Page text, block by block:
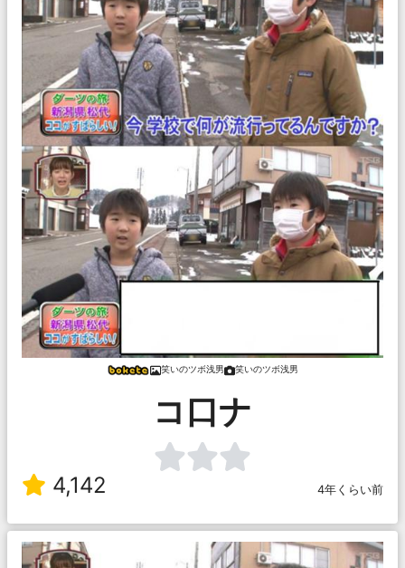
笑いのツボ浅男 笑いのツボ浅男
コ口ナ
4,142 4年くらい前